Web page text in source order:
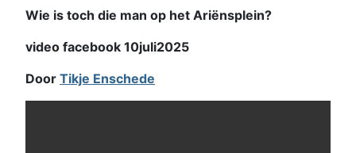
Wie is toch die man op het Ariënsplein?
video facebook 10juli2025
Door Tikje Enschede